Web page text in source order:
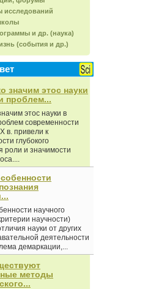
исследований
и др. (наука)
(события и др.)
значим этос науки
проблем...
этос науки в
современности
в. привели к
глубокого
роли и значимости
научного
научности)
науки от других
деятельности
демаркации,...
методы